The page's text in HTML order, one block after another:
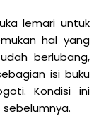
lemari untuk
hal yang
berlubang,
isi buku
Kondisi ini